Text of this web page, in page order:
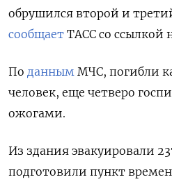
обрушился второй и
сообщает ТАСС со ссылкой
По данным МЧС, погибли
человек, еще четверо
ожогами.
Из здания эвакуировали
подготовили пункт